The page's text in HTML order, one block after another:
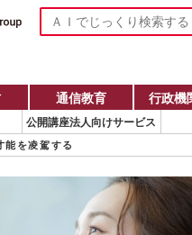
通信教育 行政機
公開講座法人向けサービス
能を凌駕する